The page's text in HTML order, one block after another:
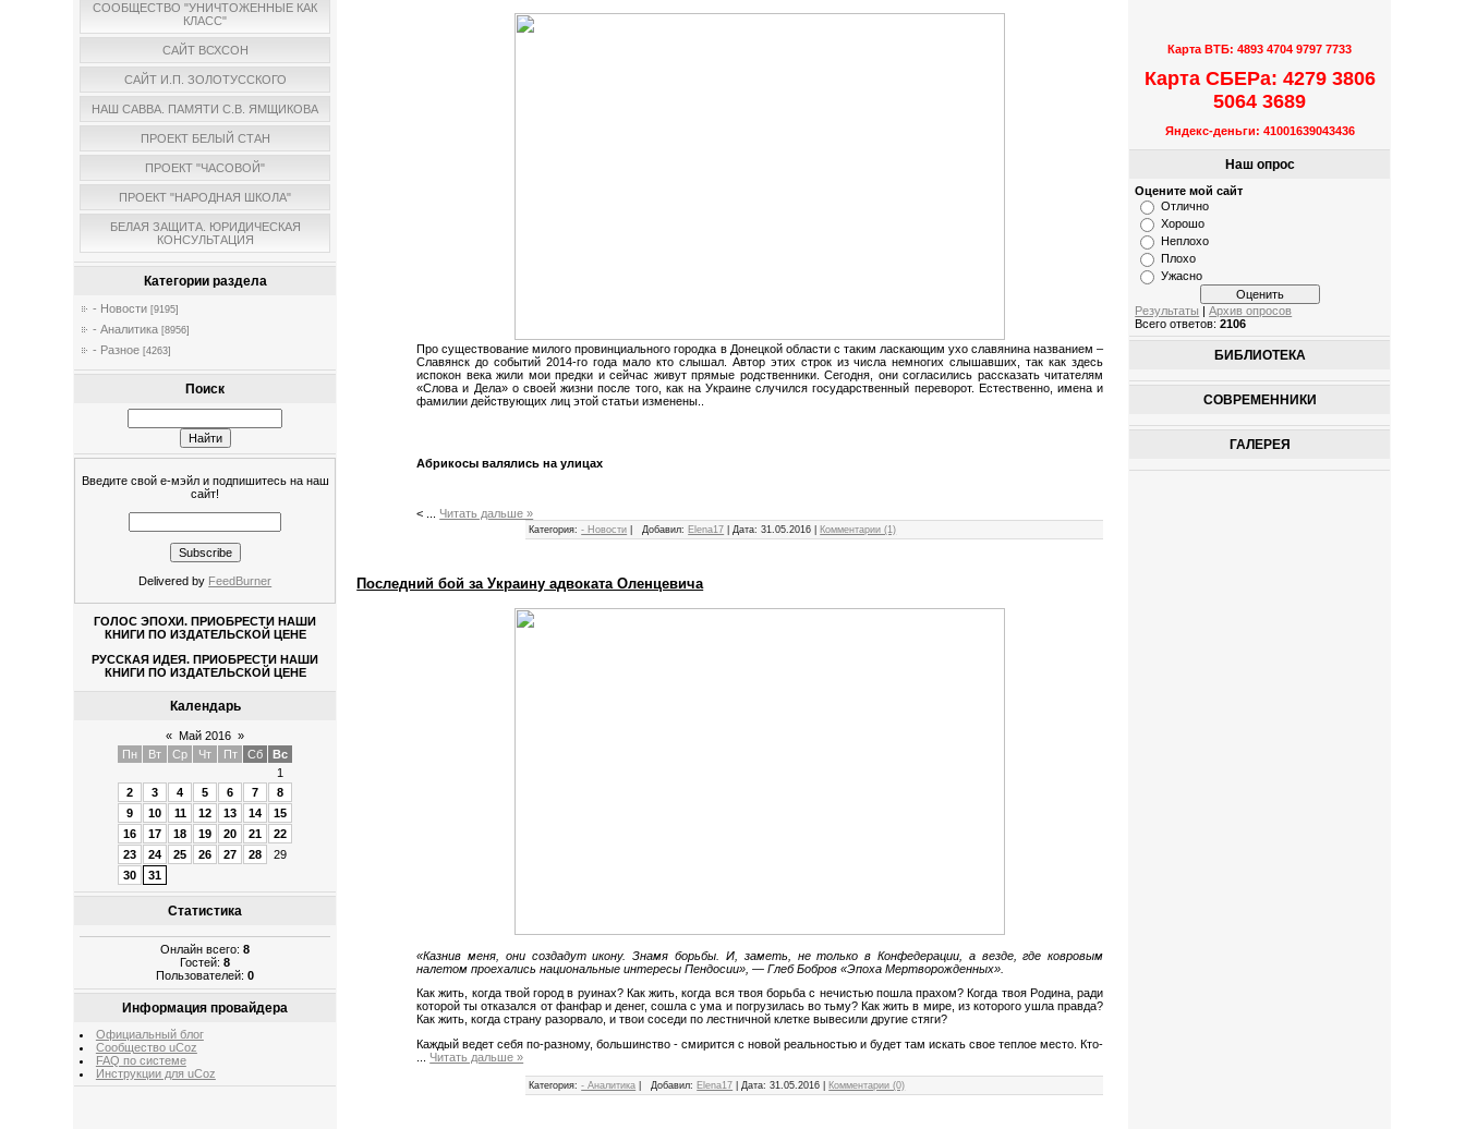
СООБЩЕСТВО "УНИЧТОЖЕННЫЕ КАК
КЛАСС"
САЙТ ВСХСОН
САЙТ И.П. ЗОЛОТУССКОГО
НАШ САВВА. ПАМЯТИ С.В. ЯМЩИКОВА
ПРОЕКТ БЕЛЫЙ СТАН
ПРОЕКТ "ЧАСОВОЙ"
ПРОЕКТ "НАРОДНАЯ ШКОЛА"
БЕЛАЯ ЗАЩИТА. ЮРИДИЧЕСКАЯ
КОНСУЛЬТАЦИЯ
Категории раздела
- Новости [9195]
- Аналитика [8956]
- Разное [4263]
Поиск
Введите свой е-мэйл и подпишитесь на наш
сайт!
Delivered by FeedBurner
ГОЛОС ЭПОХИ. ПРИОБРЕСТИ НАШИ
КНИГИ ПО ИЗДАТЕЛЬСКОЙ ЦЕНЕ
РУССКАЯ ИДЕЯ. ПРИОБРЕСТИ НАШИ
КНИГИ ПО ИЗДАТЕЛЬСКОЙ ЦЕНЕ
Календарь
« Май 2016 »
Пн
Вт Ср Чт Пт Сб
Вс
1
2
3 4 5 6 7
8
9
10 11 12 13 14
15
16
17 18 19 20 21
22
23
24 25 26 27 28
29
30
31
Статистика
Онлайн всего:8
Гостей:8
Пользователей:0
Информация провайдера
Официальный блог
Сообщество uCoz
FAQ по системе
Инструкции для uCoz
Про существование милого провинциального городка в Донецкой области с таким ласкающим ухо славянина названием –
Славянск до событий 2014-го года мало кто слышал. Автор этих строк из числа немногих слышавших, так как здесь
испокон века жили мои предки и сейчас живут прямые родственники. Сегодня, они согласились рассказать читателям
«Слова и Дела» о своей жизни после того, как на Украине случился государственный переворот. Естественно, имена и
фамилии действующих лиц этой статьи изменены..
Абрикосы валялись на улицах
< Читать дальше »
Категория: - Новости Добавил: Elena17 Дата: 31.05.2016 Комментарии (1)
Последний бой за Украину адвоката Оленцевича
«Казнив меня, они создадут икону. Знамя борьбы. И, заметь, не только в Конфедерации, а везде, где ковровым
налетом проехались национальные интересы Пендосии», — Глеб Бобров «Эпоха Мертворожденных».
Как жить, когда твой город в руинах? Как жить, когда вся твоя борьба с нечистью пошла прахом? Когда твоя Родина, ради
которой ты отказался от фанфар и денег, сошла с ума и погрузилась во тьму? Как жить в мире, из которого ушла правда?
Как жить, когда страну разорвало, и твои соседи по лестничной клетке вывесили другие стяги?
Каждый ведет себя по-разному, большинство - смирится с новой реальностью и будет там искать свое теплое место. Кто-
Читать дальше »
Категория: - Аналитика Добавил: Elena17 Дата: 31.05.2016 Комментарии (0)
Карта ВТБ: 4893 4704 9797 7733
Карта СБЕРа: 4279 3806
5064 3689
Яндекс-деньги: 41001639043436
Наш опрос
Оцените мой сайт
Отлично
Хорошо
Неплохо
Плохо
Ужасно
Результаты |Архив опросов
Всего ответов:2106
БИБЛИОТЕКА
СОВРЕМЕННИКИ
ГАЛЕРЕЯ